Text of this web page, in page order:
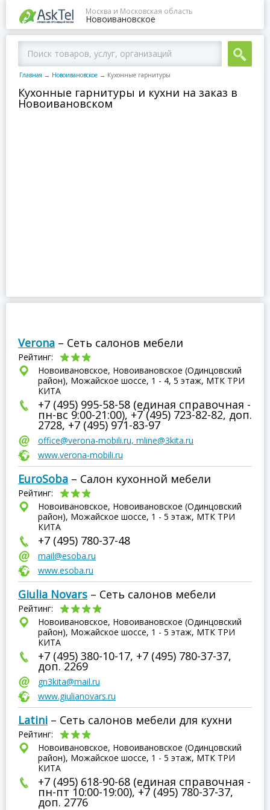
Москва и Московская область
Новоивановское
Главная → Новоивановское → Кухонные гарнитуры
Кухонные гарнитуры и кухни на заказ в
Новоивановском
Verona – Сеть салонов мебели
Рейтинг:
Новоивановское, Новоивановское (Одинцовский
район), Можайское шоссе, 1 - 4, 5 этаж, МТК ТРИ
КИТА
+7 (495) 995-58-58 (единая справочная -
пн-вс 9:00-21:00), +7 (495) 723-82-82, доп.
2728, +7 (495) 971-83-97
office@verona-mobili.ru, mline@3kita.ru
www.verona-mobili.ru
EuroSoba – Салон кухонной мебели
Рейтинг:
Новоивановское, Новоивановское (Одинцовский
район), Можайское шоссе, 1 - 5 этаж, МТК ТРИ
КИТА
+7 (495) 780-37-48
mail@esoba.ru
www.esoba.ru
Giulia Novars – Сеть салонов мебели
Рейтинг:
Новоивановское, Новоивановское (Одинцовский
район), Можайское шоссе, 1 - 5 этаж, МТК ТРИ
КИТА
+7 (495) 380-10-17, +7 (495) 780-37-37,
доп. 2269
gn3kita@mail.ru
www.giulianovars.ru
Latini – Сеть салонов мебели для кухни
Рейтинг:
Новоивановское, Новоивановское (Одинцовский
район), Можайское шоссе, 1 - 5 этаж, МТК ТРИ
КИТА
+7 (495) 618-90-68 (единая справочная -
пн-пт 10:00-19:00), +7 (495) 780-37-37,
доп. 2776